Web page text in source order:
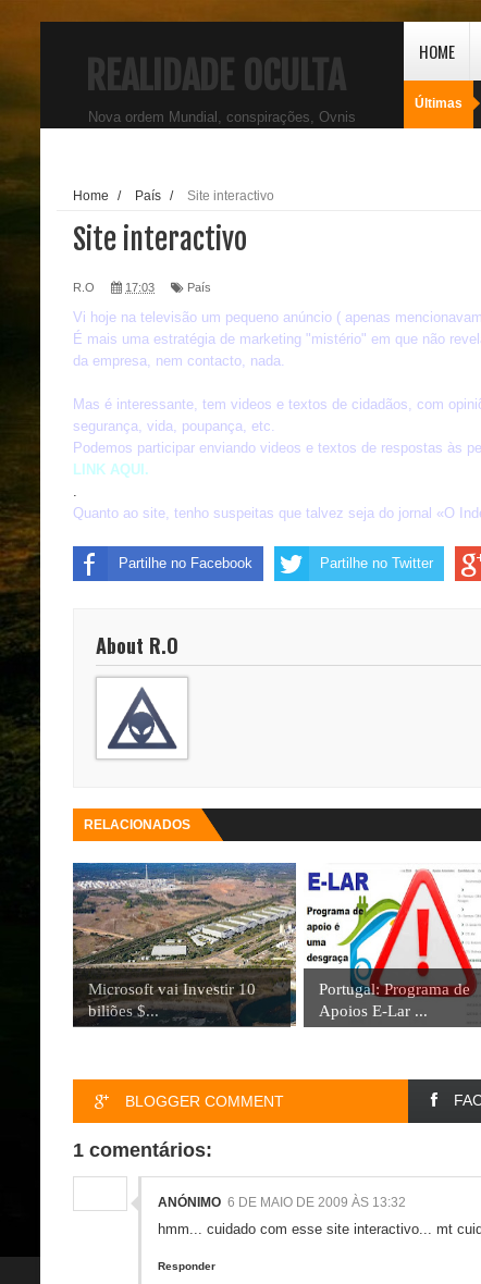
REALIDADE OCULTA
Nova ordem Mundial, conspirações, Ovnis
HOME
Últimas
Home / País / Site interactivo
Site interactivo
R.O 17:03 País
Vi hoje na televisão um pequeno anúncio ( apenas
É mais uma estratégia de marketing "mistério" em que não
da empresa, nem contacto, nada.
Mas é interessante, tem videos e textos de cidadãos, com
segurança, vida, poupança, etc.
Podemos participar enviando videos e textos de respostas às
LINK AQUI.
Quanto ao site, tenho suspeitas que talvez seja do jornal «O
Partilhe no Facebook Partilhe no Twitter
About R.O
RELACIONADOS
Microsoft vai Investir 10
biliões $...
Portugal: Programa de
Apoios E-Lar ...
BLOGGER COMMENT
1 comentários:
ANÓNIMO 6 DE MAIO DE 2009 ÀS 13:32
hmm... cuidado com esse site interactivo... mt
Responder